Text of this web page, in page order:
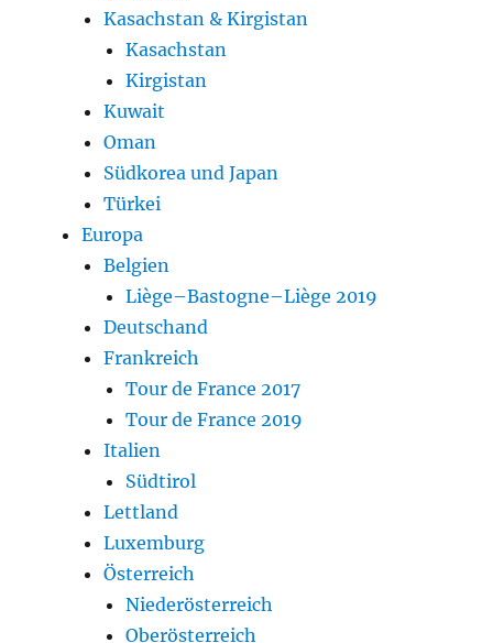
Kasachstan & Kirgistan
Kasachstan
Kirgistan
Kuwait
Oman
Südkorea und Japan
Türkei
Europa
Belgien
Liège–Bastogne–Liège 2019
Deutschand
Frankreich
Tour de France 2017
Tour de France 2019
Italien
Südtirol
Lettland
Luxemburg
Österreich
Niederösterreich
Oberösterreich